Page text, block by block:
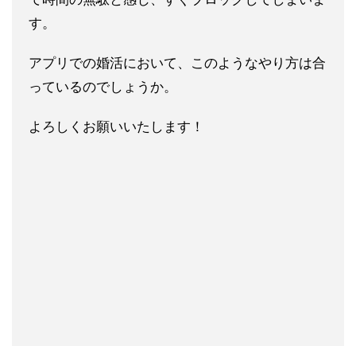
す。
アプリでの婚活において、このようなやり方は合
っているのでしょ うか。
よろしくお願いいたします！